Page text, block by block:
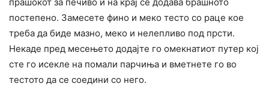
постепено. Замесете фино и меко тесто со раце кое
треба да биде мазно, меко и нелепливо под прсти.
Некаде пред месењето додајте го омекнатиот путер кој
сте го исекле на помали парчиња и вметнете го во
тестото да се соедини со него.